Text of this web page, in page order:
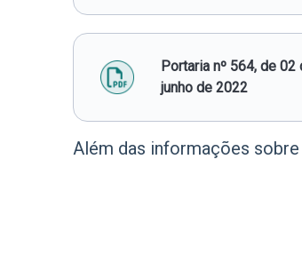
Portaria nº 564, de 02
junho de 2022
Além das informações